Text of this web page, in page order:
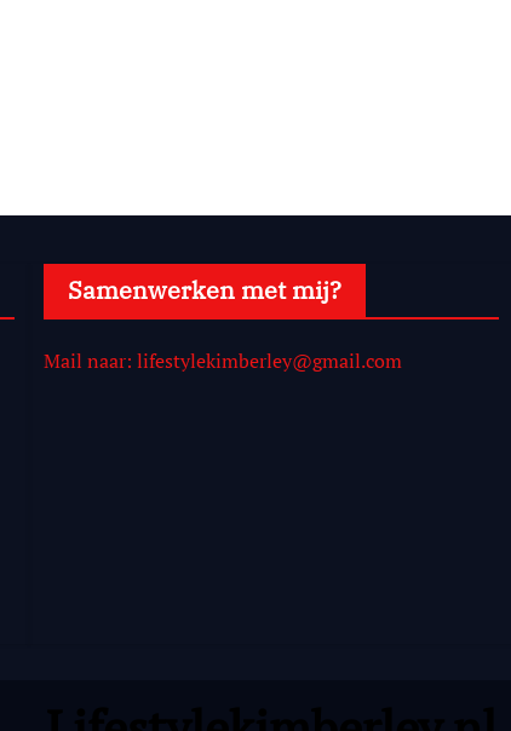
Samenwerken met mij?
Mail naar: lifestylekimberley@gmail.com